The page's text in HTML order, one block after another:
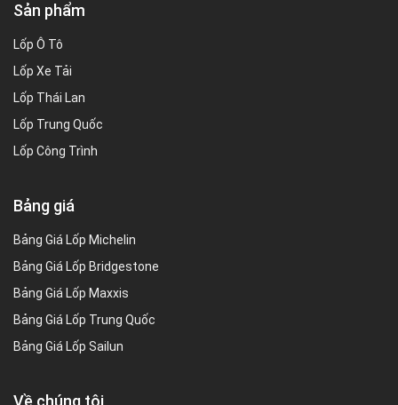
Sản phẩm
Lốp Ô Tô
Lốp Xe Tải
Lốp Thái Lan
Lốp Trung Quốc
Lốp Công Trình
Bảng giá
Bảng Giá Lốp Michelin
Bảng Giá Lốp Bridgestone
Bảng Giá Lốp Maxxis
Bảng Giá Lốp Trung Quốc
Bảng Giá Lốp Sailun
Về chúng tôi